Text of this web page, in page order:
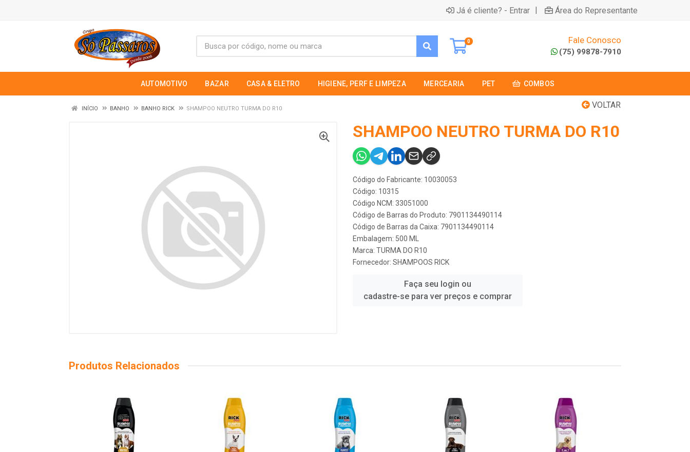
Já é cliente? - Entrar | Área do Representante
0 Fale Conosco
(75) 99878-7910
AUTOMOTIVO BAZAR CASA & ELETRO HIGIENE, PERF E LIMPEZA MERCEARIA PET COMBOS
VOLTAR
INÍCIO BANHO BANHO RICK SHAMPOO NEUTRO TURMA DO R10
SHAMPOO NEUTRO TURMA DO R10
Código do Fabricante: 10030053
Código: 10315
Código NCM: 33051000
Código de Barras do Produto: 7901134490114
Código de Barras da Caixa: 7901134490114
Embalagem: 500 ML
Marca: TURMA DO R10
Fornecedor: SHAMPOOS RICK
Faça seu login ou
cadastre-se para ver preços e comprar
Produtos Relacionados